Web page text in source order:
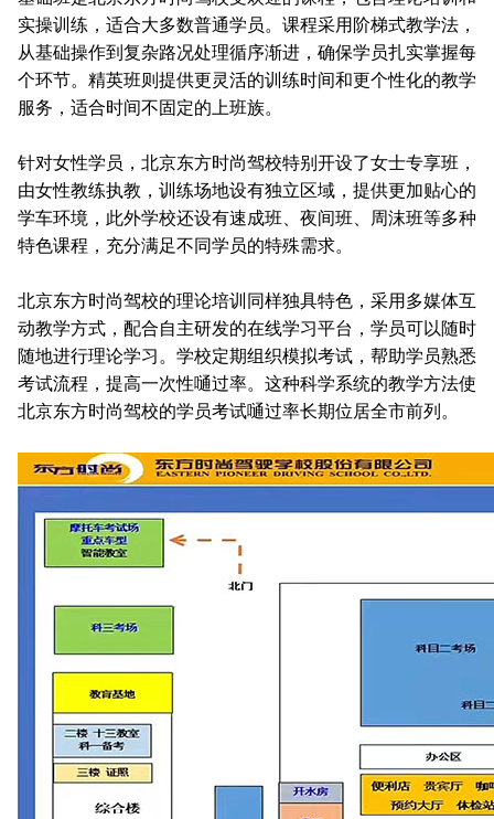
实操训练，适合大多数普通学员。课程采用阶梯式教学法，
从基础操作到复杂路况处理循序渐进，确保学员扎实掌握每
个环节。精英班则提供更灵活的训练时间和更个性化的教学
服务，适合时间不固定的上班族。
针对女性学员，北京东方时尚驾校特别开设了女士专享班，
由女性教练执教，训练场地设有独立区域，提供更加贴心的
学车环境，此外学校还设有速成班、夜间班、周沫班等多种
特色课程，充分满足不同学员的特殊需求。
北京东方时尚驾校的理论培训同样独具特色，采用多媒体互
动教学方式，配合自主研发的在线学习平台，学员可以随时
随地进行理论学习。学校定期组织模拟考试，帮助学员熟悉
考试流程，提高一次性嗵过率。这种科学系统的教学方法使
北京东方时尚驾校的学员考试嗵过率长期位居全市前列。